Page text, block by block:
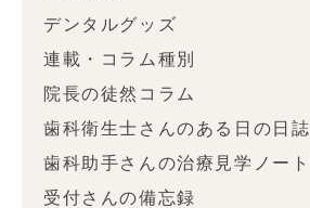
デンタルグッズ
連載・コラム種別
院長の徒然コラム
歯科衛生士さんのある日の日誌
歯科助手さんの治療見学ノート
受付さんの備忘録